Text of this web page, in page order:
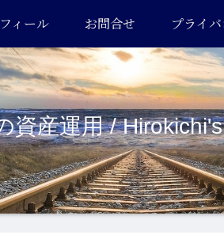
資産運用 /
ィール お問合せ プライ